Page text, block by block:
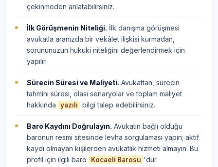
çekinmeden anlatabilirsiniz.
İlk Görüşmenin Niteliği. İlk danışma görüşmesi
avukatla aranızda bir vekâlet ilişkisi kurmadan,
sorununuzun hukuki niteliğini değerlendirmek için
yapılır.
Sürecin Süresi ve Maliyeti. Avukattan, sürecin
tahmini süresi, olası senaryolar ve toplam maliyet
hakkında
yazılı bilgi talep edebilirsiniz.
Baro Kaydını Doğrulayın. Avukatın bağlı olduğu
baronun resmi sitesinde levha sorgulaması yapın; aktif
kaydı olmayan kişilerden avukatlık hizmeti almayın. Bu
profil için ilgili baro
Kocaeli Barosu 'dur.